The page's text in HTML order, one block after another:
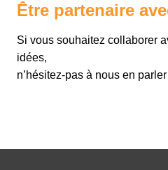
Être partenaire
Si vous souhaitez collaborer
idées,
n’hésitez-pas à nous en parler